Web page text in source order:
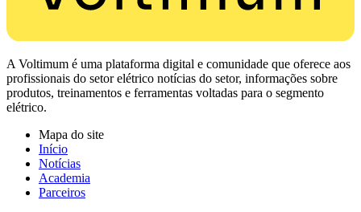
A Voltimum é uma plataforma digital e comunidade que oferece aos
profissionais do setor elétrico notícias do setor, informações sobre
produtos, treinamentos e ferramentas voltadas para o segmento
elétrico.
Mapa do site
Início
Notícias
Academia
Parceiros